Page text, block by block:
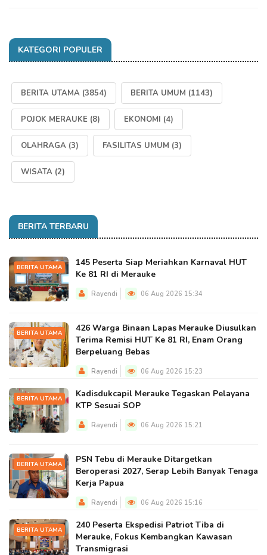
KATEGORI POPULER
BERITA UTAMA (3854) BERITA UMUM (1143)
POJOK MERAUKE (8) EKONOMI (4)
OLAHRAGA (3) FASILITAS UMUM (3)
WISATA (2)
BERITA TERBARU
BERITA UTAMA
145 Peserta Siap Meriahkan Karnaval HUT
Ke 81 RI di Merauke
Rayendi 06 Aug 2026 15:34
BERITA UTAMA
426 Warga Binaan Lapas Merauke Diusulkan
Terima Remisi HUT Ke 81 RI, Enam Orang
Berpeluang Bebas
Rayendi 06 Aug 2026 15:23
BERITA UTAMA
Kadisdukcapil Merauke Tegaskan Pelayana
KTP Sesuai SOP
Rayendi 06 Aug 2026 15:21
BERITA UTAMA
PSN Tebu di Merauke Ditargetkan
Beroperasi 2027, Serap Lebih Banyak Tenaga
Kerja Papua
Rayendi 06 Aug 2026 15:16
BERITA UTAMA
240 Peserta Ekspedisi Patriot Tiba di
Merauke, Fokus Kembangkan Kawasan
Transmigrasi